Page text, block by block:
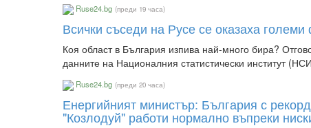
Ruse24.bg (преди 19 часа)
Всички съседи на Русе се оказаха
Коя област в България изпива най-много бира?
данните на Националния статистически институт
Ruse24.bg (преди 20 часа)
Енергийният министър: България с
"Козлодуй" работи нормално въпреки